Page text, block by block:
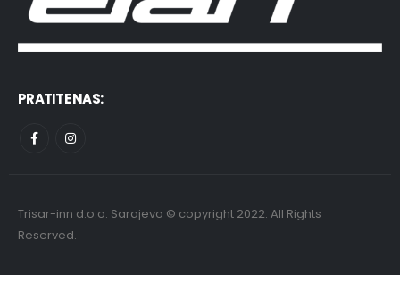
PRATITE NAS:
Trisar-inn d.o.o. Sarajevo © copyright 2022. All Rights
Reserved.